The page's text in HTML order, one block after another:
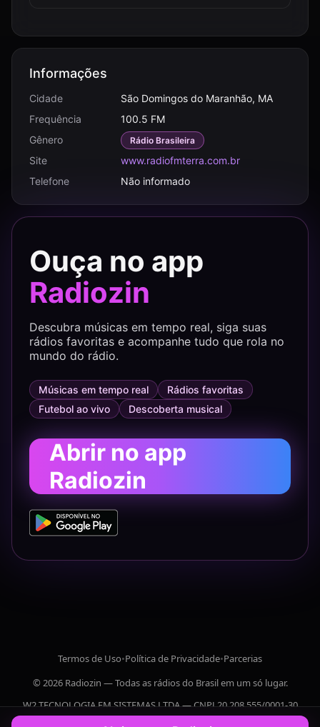
Informações
Cidade
São Domingos do Maranhão, MA
Frequência
100.5 FM
Gênero
Rádio Brasileira
Site
www.radiofmterra.com.br
Telefone
Não informado
Ouça no app
Radiozin
Descubra músicas em tempo real, siga suas
rádios favoritas e acompanhe tudo que rola no
mundo do rádio.
Músicas em tempo real
Rádios favoritas
Futebol ao vivo
Descoberta musical
Abrir no app
Radiozin
Termos de Uso•Política de Privacidade•Parcerias
© 2026 Radiozin — Todas as rádios do Brasil em um só lugar.
W2 TECNOLOGIA EM SISTEMAS LTDA — CNPJ 20.208.555/0001-30